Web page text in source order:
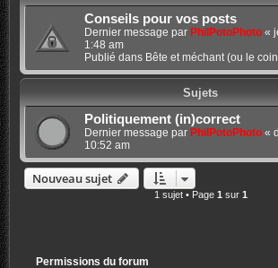
Conseils pour vos posts
Dernier message par PhilPotoPhoto«
1:48 am
Publié dans Bête et méchant (ou le
Sujets
Politiquement (in)correct
Dernier message par PhilPotoPhoto«
10:52 am
Nouveau sujet
1 sujet • Page 1 sur 1
Permissions du forum